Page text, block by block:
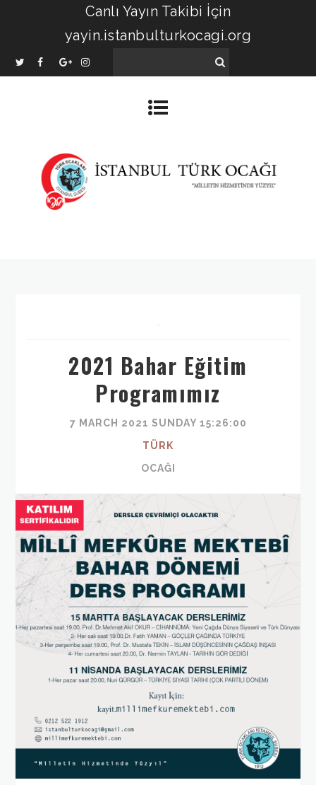
Canlı Yayın Takibi İçin
yayin.istanbulturkocagi.org
,
2021 Bahar Eğitim
Programımız
7 MARCH 2021 SUNDAY 15:26:00
TÜRK
OCAĞI